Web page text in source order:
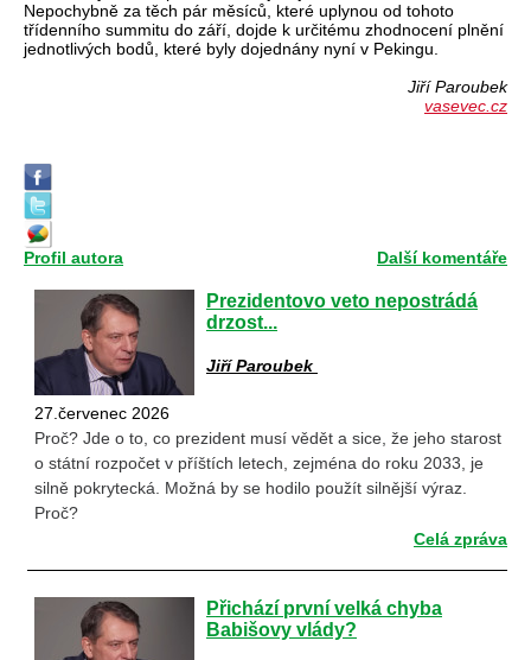
Nepochybně za těch pár měsíců, které uplynou od tohoto
třídenního summitu do září, dojde k určitému zhodnocení plnění
jednotlivých bodů, které byly dojednány nyní v Pekingu.
Jiří Paroubek
vasevec.cz
Profil autora Další komentáře
Prezidentovo veto nepostrádá
drzost...
Jiří Paroubek
27.červenec 2026
Proč? Jde o to, co prezident musí vědět a sice, že jeho starost
o státní rozpočet v příštích letech, zejména do roku 2033, je
silně pokrytecká. Možná by se hodilo použít silnější výraz.
Proč?
Celá zpráva
Přichází první velká chyba
Babišovy vlády?